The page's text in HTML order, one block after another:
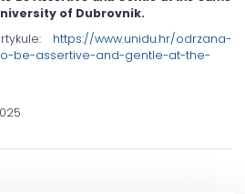
of Dubrovnik.
https://www.unidu.hr/odrzana-
be-assertive-and-gentle-at-the-